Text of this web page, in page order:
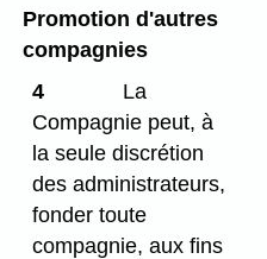
Promotion d'autres
compagnies
4
La
Compagnie peut, à
la seule discrétion
des administrateurs,
fonder toute
compagnie, aux fins